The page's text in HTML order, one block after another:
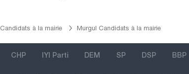
à la mairie Murgul Candidats à la mairie
CHP IYI Parti DEM SP DSP BBP